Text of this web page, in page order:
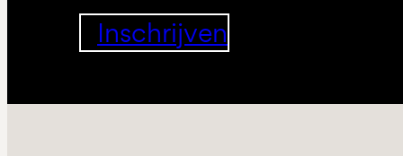
Inschrijven